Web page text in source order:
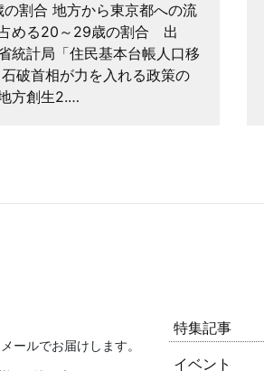
割合 地方から東京都への流
める20～29歳の割合 出
統計局「住民基本台帳人口移
破首相が力を入れる政策の
方創生2.…
ールでお届けします。
特集記事
イベント